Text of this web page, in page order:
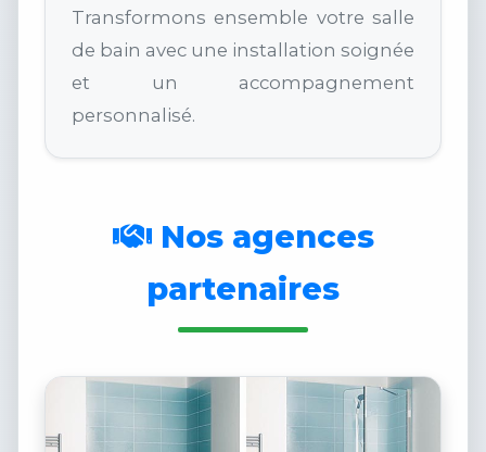
Transformons ensemble votre salle
de bain avec une installation soignée
et un accompagnement
personnalisé.
Nos agences
partenaires